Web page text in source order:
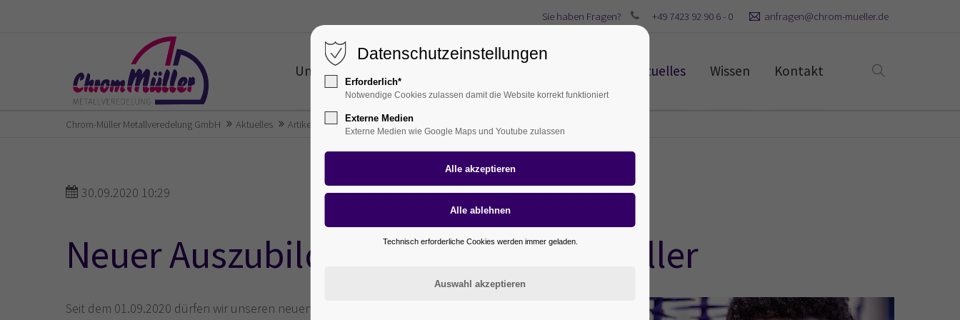
anfragen@chrom-mueller.de
Sie haben Fragen? +49 7423 92 90 6 - 0
Unternehmen Aktuelles Wissen Kontakt
Chrom-Müller Metallveredelung GmbH Aktuelles Artikel
30.09.2020 10:29
Neuer Auszubildender bei Chrom Müller
Seit dem 01.09.2020 dürfen wir unseren neuen Auszubildenden
Datenschutzeinstellungen
Erforderlich*
Notwendige Cookies zulassen damit die Website korrekt funktioniert
Externe Medien
Externe Medien wie Google Maps und Youtube zulassen
Technisch erforderliche Cookies werden immer geladen.